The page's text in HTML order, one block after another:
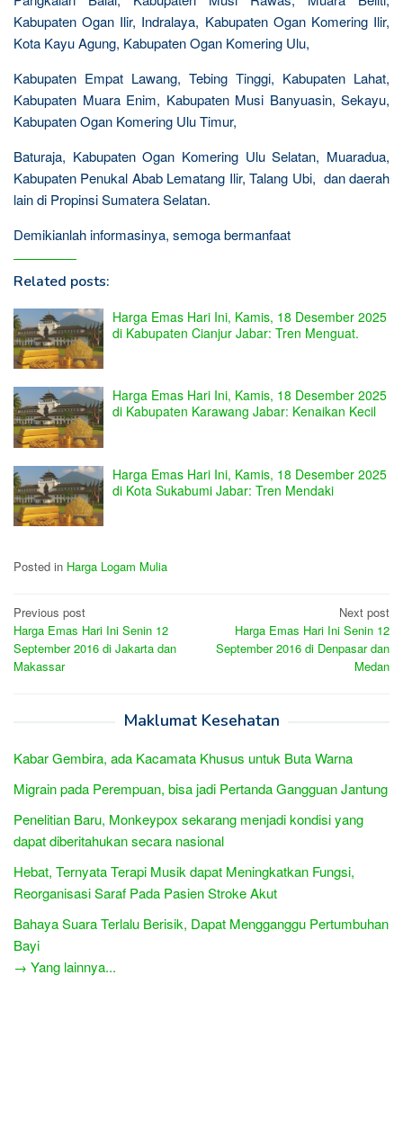
Kabupaten Ogan Ilir, Indralaya, Kabupaten Ogan Komering Ilir,
Kota Kayu Agung, Kabupaten Ogan Komering Ulu,
Kabupaten Empat Lawang, Tebing Tinggi, Kabupaten Lahat,
Kabupaten Muara Enim, Kabupaten Musi Banyuasin, Sekayu,
Kabupaten Ogan Komering Ulu Timur,
Baturaja, Kabupaten Ogan Komering Ulu Selatan, Muaradua,
Kabupaten Penukal Abab Lematang Ilir, Talang Ubi, dan daerah
lain di Propinsi Sumatera Selatan.
Demikianlah informasinya, semoga bermanfaat
Related posts:
Harga Emas Hari Ini, Kamis, 18 Desember 2025
di Kabupaten Cianjur Jabar: Tren Menguat.
Harga Emas Hari Ini, Kamis, 18 Desember 2025
di Kabupaten Karawang Jabar: Kenaikan Kecil
Harga Emas Hari Ini, Kamis, 18 Desember 2025
di Kota Sukabumi Jabar: Tren Mendaki
Posted in Harga Logam Mulia
Post
navigation
Previous post
Harga Emas Hari Ini Senin 12
September 2016 di Jakarta dan
Makassar
Next post
Harga Emas Hari Ini Senin 12
September 2016 di Denpasar dan
Medan
Maklumat Kesehatan
Kabar Gembira, ada Kacamata Khusus untuk Buta Warna
Migrain pada Perempuan, bisa jadi Pertanda Gangguan Jantung
Penelitian Baru, Monkeypox sekarang menjadi kondisi yang
dapat diberitahukan secara nasional
Hebat, Ternyata Terapi Musik dapat Meningkatkan Fungsi,
Reorganisasi Saraf Pada Pasien Stroke Akut
Bahaya Suara Terlalu Berisik, Dapat Mengganggu Pertumbuhan
Bayi
→ Yang lainnya...